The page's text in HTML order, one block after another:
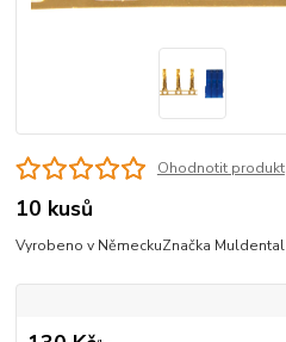
Ohodnotit produkt
10 kusů
Vyrobeno v NěmeckuZnačka Muldental